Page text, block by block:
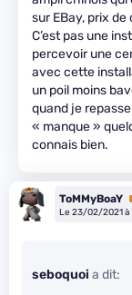
sur EBay, prix de
C’est pas une
percevoir une
avec cette
un poil moins
quand je repasse
« manque »
connais bien.
ToMMyBoaY
Le 23/02/2021 à
seboquoi a dit: